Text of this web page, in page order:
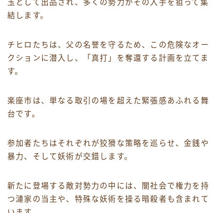
玉として出品され、多くの勢力がその入手を狙って集
結します。
チヒロたちは、父の名誉を守るため、この危険なオー
クションに潜入し、「真打」を奪還する計画を立てま
す。
楽座市は、単なる取引の場を超えた緊張感あふれる舞
台です。
参加者たちはそれぞれが狡猾な策略を巡らせ、金銭や
暴力、そして妖術が交錯します。
新たに登場する敵対勢力の中には、闇社会で権力を持
つ漣家の当主や、特殊な妖術を操る暗殺者も含まれて